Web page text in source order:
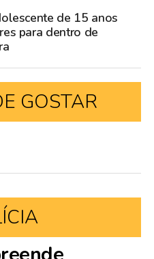
de 15 anos
para dentro de
GOSTAR